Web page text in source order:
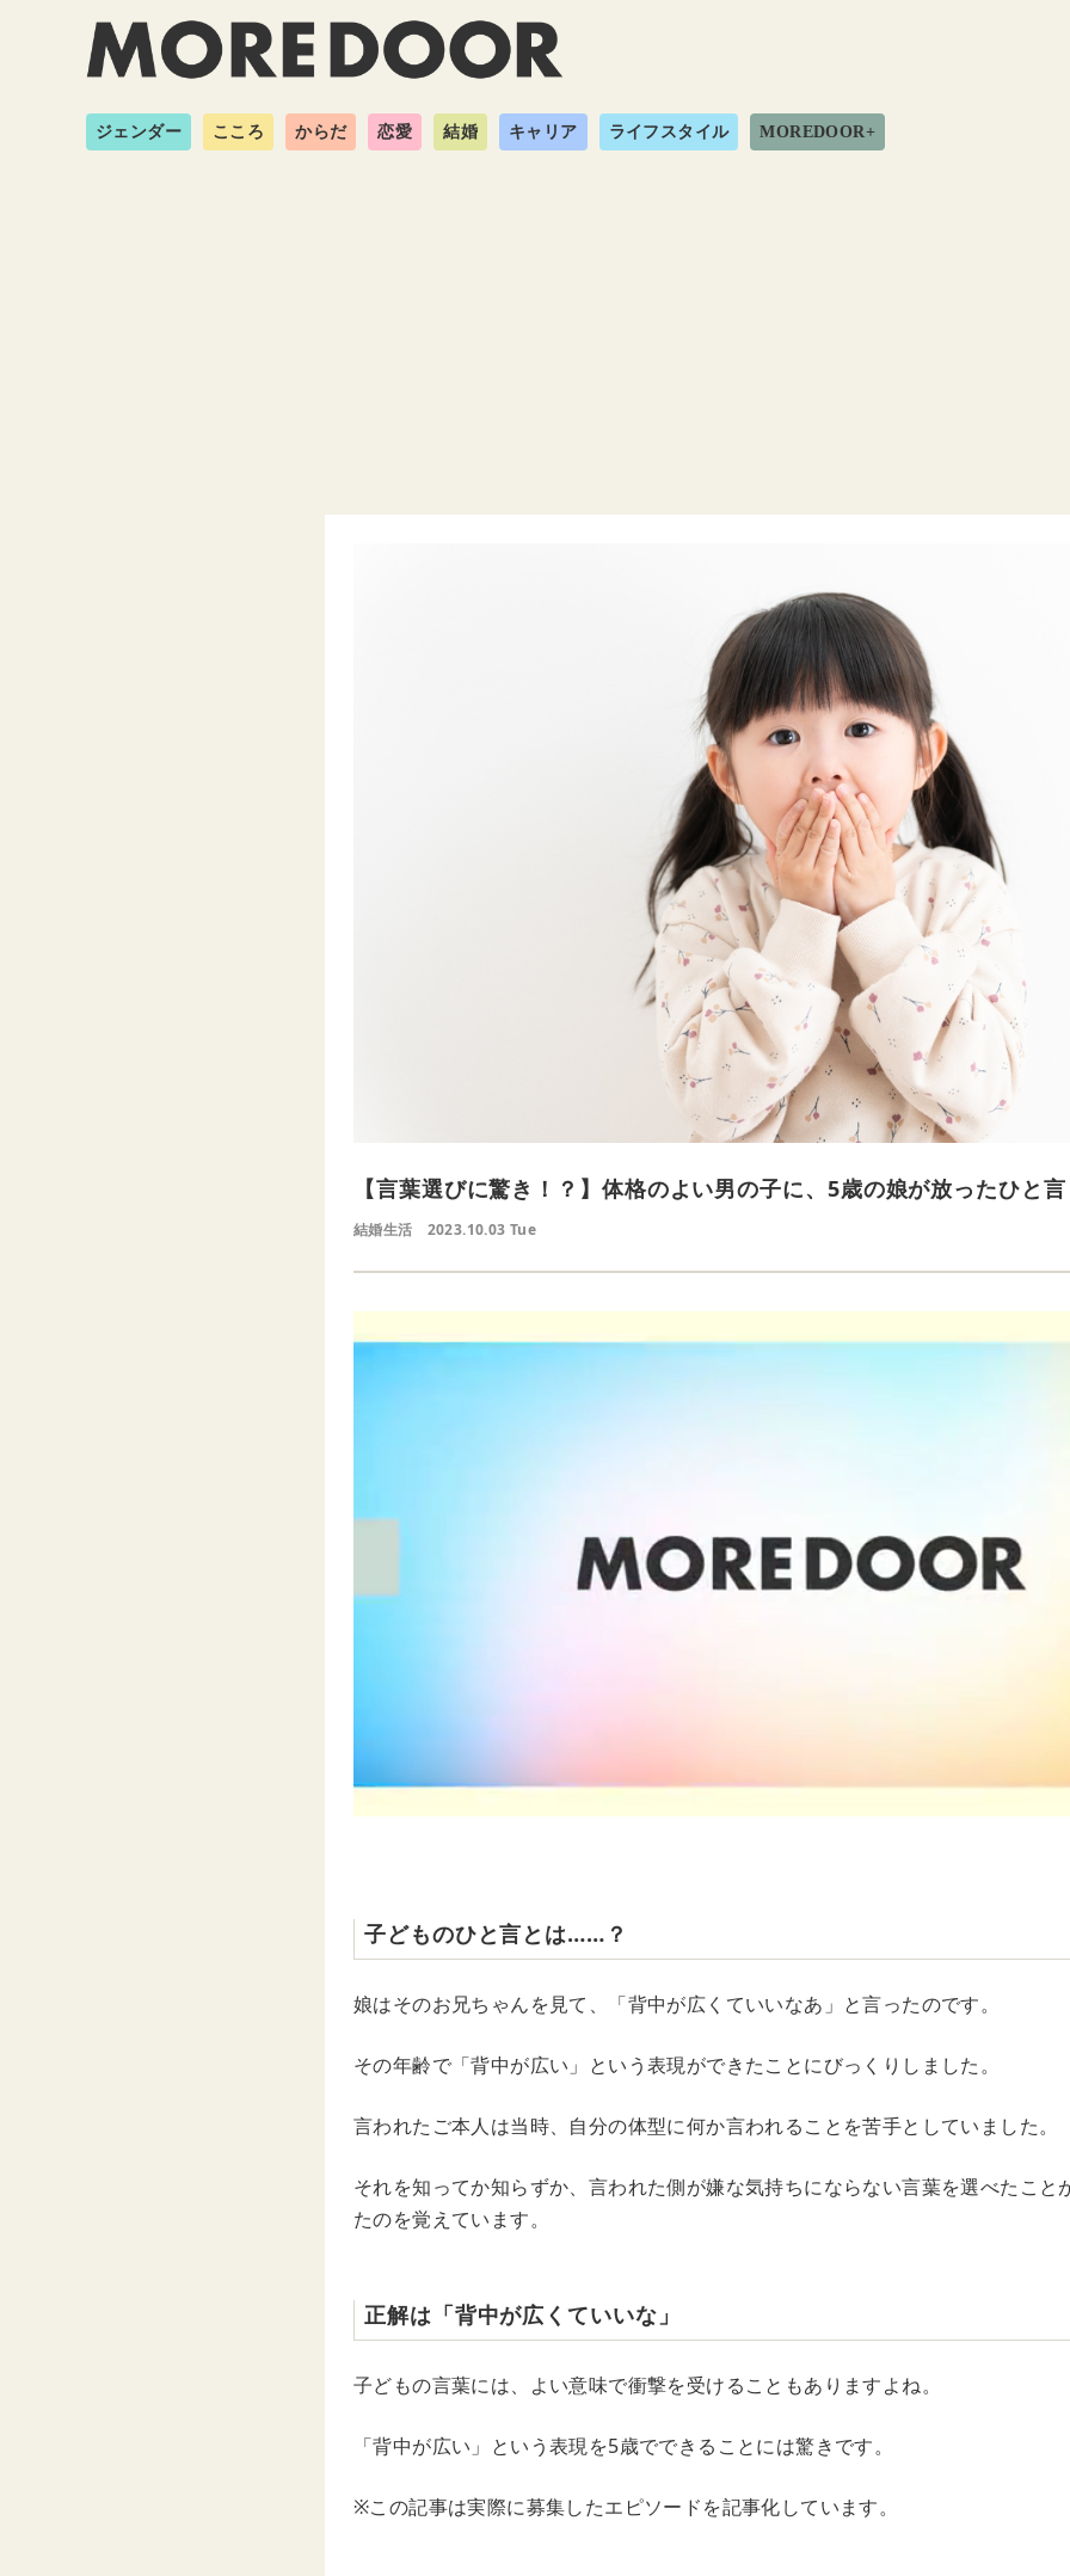
ジェンダー こころ からだ 恋愛 結婚 キャリア ライフスタイル MOREDOOR+
【言葉選びに驚き！？】体格のよい男の子に、5歳の娘が放ったひと
結婚生活 2023.10.03 Tue
子どものひと言とは……？
娘はそのお兄ちゃんを見て、「背中が広くていいなあ」と言ったのです。
その年齢で「背中が広い」という表現ができたことにびっくりしました。
言われたご本人は当時、自分の体型に何か言われることを苦手としていました。
それを知ってか知らずか、言われた側が嫌な気持ちにならない言葉を選べたこと
たのを覚えています。
正解は「背中が広くていいな」
子どもの言葉には、よい意味で衝撃を受けることもありますよね。
「背中が広い」という表現を5歳でできることには驚きです。
※この記事は実際に募集したエピソードを記事化しています。